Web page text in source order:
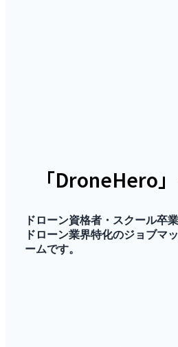
「DroneHero
ドローン資格者・スクール卒
ドローン業界特化のジョブマ
ームです。